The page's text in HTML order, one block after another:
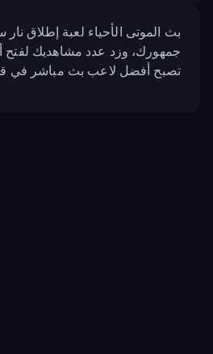
بث الموتى الأحياء لعبة إطلاق
جمهورك، وزد عدد مشاهديك لفتح
تصبح أفضل لاعب بث مباشر في